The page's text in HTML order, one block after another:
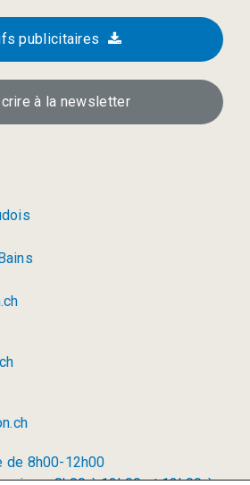
publicitaires
à la newsletter
de 8h00-12h00